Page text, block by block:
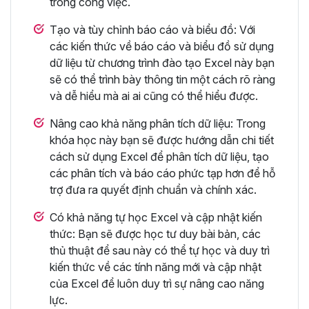
Tạo và tùy chỉnh báo cáo và biểu đồ: Với
các kiến thức về báo cáo và biểu đồ sử dụng
dữ liệu từ chương trình đào tạo Excel này bạn
sẽ có thể trình bày thông tin một cách rõ ràng
và dễ hiểu mà ai ai cũng có thể hiểu được.
Nâng cao khả năng phân tích dữ liệu: Trong
khóa học này bạn sẽ được hướng dẫn chi tiết
cách sử dụng Excel để phân tích dữ liệu, tạo
các phân tích và báo cáo phức tạp hơn để hỗ
trợ đưa ra quyết định chuẩn và chính xác.
Có khả năng tự học Excel và cập nhật kiến
thức: Bạn sẽ được học tư duy bài bản, các
thủ thuật để sau này có thể tự học và duy trì
kiến thức về các tính năng mới và cập nhật
của Excel để luôn duy trì sự nâng cao năng
lực.